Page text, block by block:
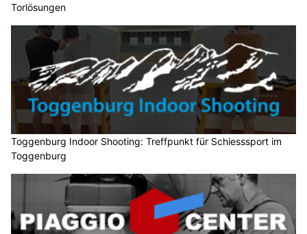
Torlösungen
Toggenburg Indoor Shooting: Treffpunkt für Schiesssport im
Toggenburg